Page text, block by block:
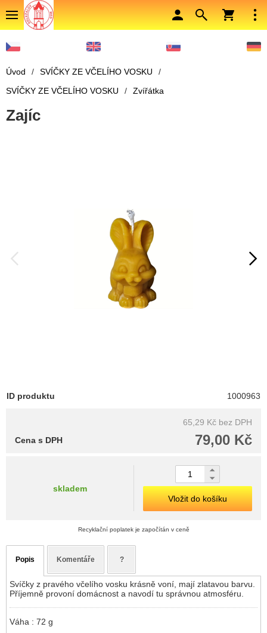
Úvod / SVÍČKY ZE VČELÍHO VOSKU
/
SVÍČKY ZE VČELÍHO VOSKU
/ Zvířátka
Zajíc
ID produktu 1000963
65,29 Kč bez DPH
79,00 Kč
Cena s DPH
skladem
Vložit do košíku
Recyklační poplatek je započítán v ceně
Popis Komentáře ?
Svíčky z pravého včelího vosku krásně voní, mají zlatavou barvu.
Příjemně provoní domácnost a navodí tu správnou atmosféru.
Váha : 72 g